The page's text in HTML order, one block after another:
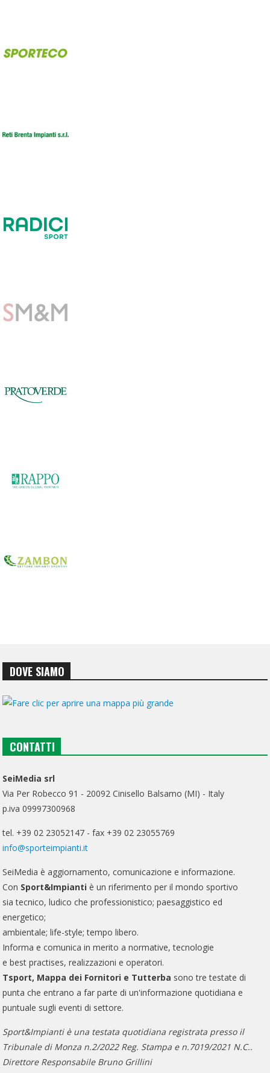
DOVE SIAMO
CONTATTI
SeiMedia srl
Via Per Robecco 91 - 20092 Cinisello Balsamo (MI) - Italy
p.iva 09997300968
tel. +39 02 23052147 - fax +39 02 23055769
info@sporteimpianti.it
SeiMedia è aggiornamento, comunicazione e informazione.
Con Sport&Impianti è un riferimento per il mondo sportivo
sia tecnico, ludico che professionistico; paesaggistico ed
energetico;
ambientale; life-style; tempo libero.
Informa e comunica in merito a normative, tecnologie
e best practises, realizzazioni e operatori.
Tsport, Mappa dei Fornitori e Tutterba sono tre testate di
punta che entrano a far parte di un'informazione quotidiana e
puntuale sugli eventi di settore.
Sport&Impianti è una testata quotidiana registrata presso il
Tribunale di Monza n.2/2022 Reg. Stampa e n.7019/2021 N.C..
Direttore Responsabile Bruno Grillini